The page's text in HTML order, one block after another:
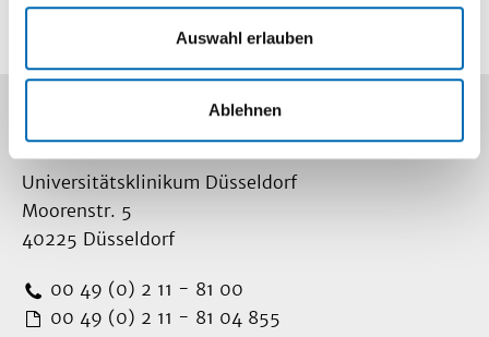
Auswahl erlauben
Ablehnen
Kontakt
Universitätsklinikum Düsseldorf
Moorenstr. 5
40225 Düsseldorf
00 49 (0) 2 11 - 81 00
00 49 (0) 2 11 - 81 04 855